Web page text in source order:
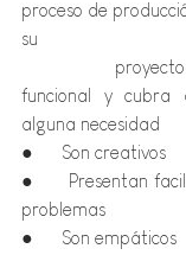
proceso de
su
funcional y cubra
alguna necesidad
●      Son creativos
●      Presentan
problemas
●      Son empáticos